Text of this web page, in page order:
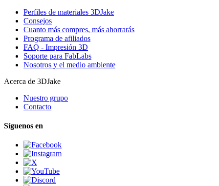
Perfiles de materiales 3DJake
Consejos
Cuanto más compres, más ahorrarás
Programa de afiliados
FAQ - Impresión 3D
Soporte para FabLabs
Nosotros y el medio ambiente
Acerca de 3DJake
Nuestro grupo
Contacto
Síguenos en